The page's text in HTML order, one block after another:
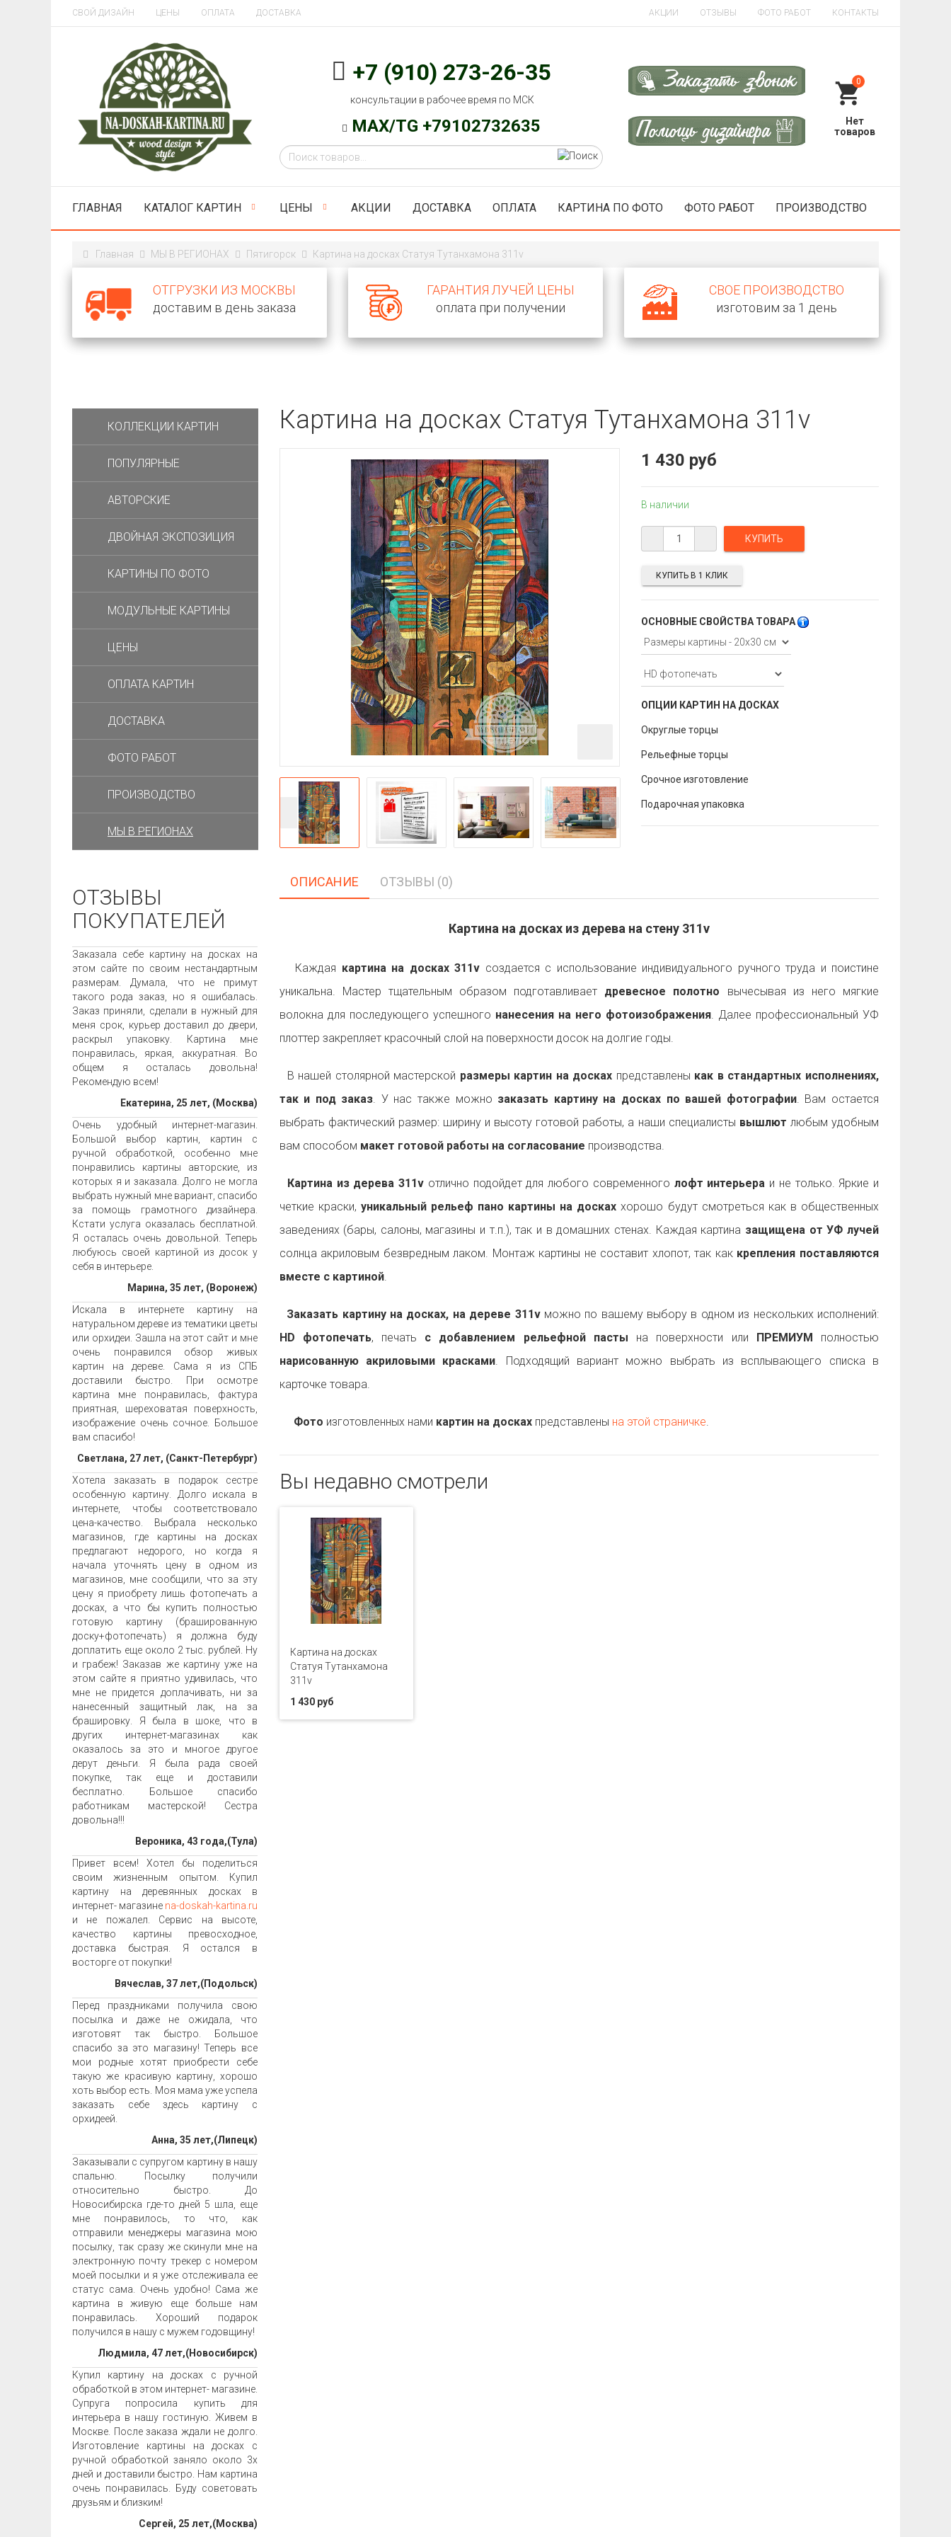
СВОЙ ДИЗАЙН ЦЕНЫ ОПЛАТА ДОСТАВКА АКЦИИ ОТЗЫВЫ ФОТО РАБОТ КОНТАКТЫ
+7 (910) 273-26-35
консультации в рабочее время по МСК
MAX/TG +79102732635
0
ГЛАВНАЯ КАТАЛОГ КАРТИН ЦЕНЫ АКЦИИ ДОСТАВКА ОПЛАТА КАРТИНА ПО ФОТО ФОТО РАБОТ ПРОИЗВОДСТВО
Главная МЫ В РЕГИОНАХ Пятигорск Картина на досках Статуя Тутанхамона 311v
ОТГРУЗКИ ИЗ МОСКВЫ
доставим в день заказа
ГАРАНТИЯ ЛУЧЕЙ ЦЕНЫ
оплата при получении
СВОЕ ПРОИЗВОДСТВО
изготовим за 1 день
Картина на досках Статуя Тутанхамона 311v
1 430 руб
В наличии
ОСНОВНЫЕ СВОЙСТВА ТОВАРА
ОПЦИИ КАРТИН НА ДОСКАХ
Округлые торцы
Рельефные торцы
Срочное изготовление
Подарочная упаковка
КУПИТЬ В 1 КЛИК
ОПИСАНИЕ ОТЗЫВЫ (0)
Картина на досках из дерева на стену 311v
Каждая картина на досках 311v создается с использование индивидуального ручного труда и поистине
уникальна. Мастер тщательным образом подготавливает древесное полотно вычесывая из него мягкие
волокна для последующего успешного нанесения на него фотоизображения. Далее профессиональный УФ
плоттер закрепляет красочный слой на поверхности досок на долгие годы.
В нашей столярной мастерской размеры картин на досках представлены как в стандартных исполнениях,
так и под заказ . У нас также можно заказать картину на досках по вашей фотографии. Вам остается
выбрать фактический размер: ширину и высоту готовой работы, а наши специалисты вышлют любым удобным
вам способом макет готовой работы на согласование производства.
Картина из дерева 311v отлично подойдет для любого современного лофт интерьера и не только. Яркие и
четкие краски, уникальный рельеф пано картины на досках хорошо будут смотреться как в общественных
заведениях (бары, салоны, магазины и т.п.), так и в домашних стенах. Каждая картина защищена от УФ лучей
солнца акриловым безвредным лаком. Монтаж картины не составит хлопот, так как крепления поставляются
вместе с картиной.
Заказать картину на досках, на дереве 311vможно по вашему выбору в одном из нескольких исполнений:
HD фотопечать, печать с добавлением рельефной пасты на поверхности или ПРЕМИУМ полностью
нарисованную акриловыми красками . Подходящий вариант можно выбрать из всплывающего списка в
карточке товара.
Фото изготовленных нами картин на доскахпредставлены на этой страничке
Вы недавно смотрели
Картина на досках
Статуя Тутанхамона
311v
1 430 руб
КОЛЛЕКЦИИ КАРТИН
ПОПУЛЯРНЫЕ
АВТОРСКИЕ
ДВОЙНАЯ ЭКСПОЗИЦИЯ
КАРТИНЫ ПО ФОТО
МОДУЛЬНЫЕ КАРТИНЫ
ЦЕНЫ
ОПЛАТА КАРТИН
ДОСТАВКА
ФОТО РАБОТ
ПРОИЗВОДСТВО
МЫ В РЕГИОНАХ
ОТЗЫВЫ
ПОКУПАТЕЛЕЙ
Заказала себе картину на досках на
этом сайте по своим нестандартным
размерам. Думала, что не примут
такого рода заказ, но я ошибалась.
Заказ приняли, сделали в нужный для
меня срок, курьер доставил до двери,
раскрыл упаковку. Картина мне
понравилась, яркая, аккуратная. Во
общем я осталась довольна!
Рекомендую всем!
Екатерина, 25 лет, (Москва)
Очень удобный интернет-магазин.
Большой выбор картин, картин с
ручной обработкой, особенно мне
понравились картины авторские, из
которых я и заказала. Долго не могла
выбрать нужный мне вариант, спасибо
за помощь грамотного дизайнера.
Кстати услуга оказалась бесплатной.
Я осталась очень довольной. Теперь
любуюсь своей картиной из досок у
себя в интерьере.
Марина, 35 лет, (Воронеж)
Искала в интернете картину на
натуральном дереве из тематики цветы
или орхидеи. Зашла на этот сайт и мне
очень понравился обзор живых
картин на дереве. Сама я из СПБ
доставили быстро. При осмотре
картина мне понравилась, фактура
приятная, шереховатая поверхность,
изображение очень сочное. Большое
вам спасибо!
Светлана, 27 лет, (Санкт-Петербург)
Хотела заказать в подарок сестре
особенную картину. Долго искала в
интернете, чтобы соответствовало
цена-качество. Выбрала несколько
магазинов, где картины на досках
предлагают недорого, но когда я
начала уточнять цену в одном из
магазинов, мне сообщили, что за эту
цену я приобрету лишь фотопечать а
досках, а что бы купить полностью
готовую картину (брашированную
доску+фотопечать) я должна буду
доплатить еще около 2 тыс. рублей. Ну
и грабеж! Заказав же картину уже на
этом сайте я приятно удивилась, что
мне не придется доплачивать, ни за
нанесенный защитный лак, на за
брашировку. Я была в шоке, что в
других интернет-магазинах как
оказалось за это и многое другое
дерут деньги. Я была рада своей
покупке, так еще и доставили
бесплатно. Большое спасибо
работникам мастерской! Сестра
довольна!!!
Вероника, 43 года,(Тула)
Привет всем! Хотел бы поделиться
своим жизненным опытом. Купил
картину на деревянных досках в
интернет- магазине na-doskah-kartina.ru
и не пожалел. Сервис на высоте,
качество картины превосходное,
доставка быстрая. Я остался в
восторге от покупки!
Вячеслав, 37 лет,(Подольск)
Перед праздниками получила свою
посылка и даже не ожидала, что
изготовят так быстро. Большое
спасибо за это магазину! Теперь все
мои родные хотят приобрести себе
такую же красивую картину, хорошо
хоть выбор есть. Моя мама уже успела
заказать себе здесь картину с
орхидеей.
Анна, 35 лет,(Липецк)
Заказывали с супругом картину в нашу
спальню. Посылку получили
относительно быстро. До
Новосибирска где-то дней 5 шла, еще
мне понравилось, то что, как
отправили менеджеры магазина мою
посылку, так сразу же скинули мне на
электронную почту трекер с номером
моей посылки и я уже отслеживала ее
статус сама. Очень удобно! Сама же
картина в живую еще больше нам
понравилась. Хороший подарок
получился в нашу с мужем годовщину!
Людмила, 47 лет,(Новосибирск)
Купил картину на досках с ручной
обработкой в этом интернет- магазине.
Супруга попросила купить для
интерьера в нашу гостиную. Живем в
Москве. После заказа ждали не долго.
Изготовление картины на досках с
ручной обработкой заняло около 3х
дней и доставили быстро. Нам картина
очень понравилась. Буду советовать
друзьям и близким!
Сергей, 25 лет,(Москва)